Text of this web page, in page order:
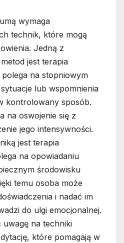
wymaga
technik, które mogą
Jedną z
jest terapia
na stopniowym
lub wspomnienia
kontrolowany sposób.
na oswojenie się z
jego intensywności.
jest terapia
na opowiadaniu
środowisku
temu osoba może
i nadać im
do ulgi emocjonalnej.
na techniki
które pomagają w